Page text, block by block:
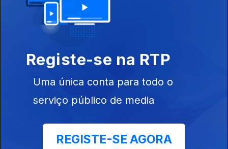
Registe-se na RTP
Uma única conta para todo o
serviço público de media
REGISTE-SE AGORA